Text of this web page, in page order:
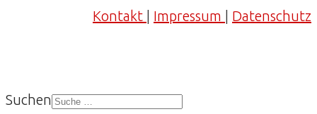
Kontakt Impressum Datenschutz
Suchen